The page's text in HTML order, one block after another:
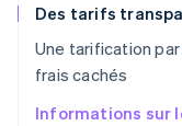
Des tarifs
Une tarification
frais cachés
Informations sur
English
PortuguêsEnglish
R.A.S. de Hong
English